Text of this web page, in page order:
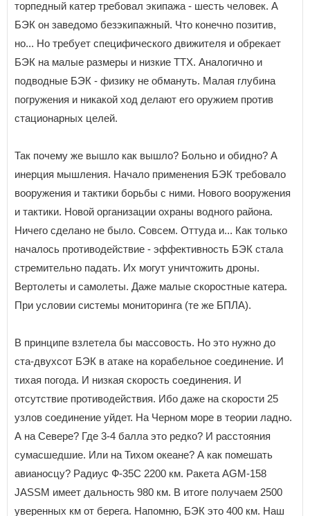
торпедный катер требовал экипажа - шесть человек. А
БЭК он заведомо безэкипажный. Что конечно позитив,
но... Но требует специфического движителя и обрекает
БЭК на малые размеры и низкие ТТХ. Аналогично и
подводные БЭК - физику не обмануть. Малая глубина
погружения и никакой ход делают его оружием против
стационарных целей.
Так почему же вышло как вышло? Больно и обидно? А
инерция мышления. Начало применения БЭК требовало
вооружения и тактики борьбы с ними. Нового вооружения
и тактики. Новой организации охраны водного района.
Ничего сделано не было. Совсем. Оттуда и... Как только
началось противодействие - эффективность БЭК стала
стремительно падать. Их могут уничтожить дроны.
Вертолеты и самолеты. Даже малые скоростные катера.
При условии системы мониторинга (те же БПЛА).
В принципе взлетела бы массовость. Но это нужно до
ста-двухсот БЭК в атаке на корабельное соединение. И
тихая погода. И низкая скорость соединения. И
отсутствие противодействия. Ибо даже на скорости 25
узлов соединение уйдет. На Черном море в теории ладно.
А на Севере? Где 3-4 балла это редко? И расстояния
сумасшедшие. Или на Тихом океане? А как помешать
авианосцу? Радиус Ф-35С 2200 км. Ракета AGM-158
JASSM имеет дальность 980 км. В итоге получаем 2500
уверенных км от берега. Напомню, БЭК это 400 км. Наш